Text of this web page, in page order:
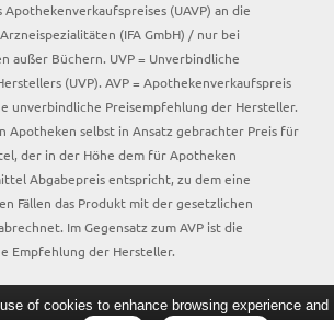
(UAVP) an die
(IFA GmbH) / nur bei
außer Büchern. UVP = Unverbindliche
(UVP). AVP = Apothekenverkaufspreis
unverbindliche Preisempfehlung der Hersteller.
Apotheken selbst in Ansatz gebrachter Preis für
der in der Höhe dem für Apotheken
Abgabepreis entspricht, zu dem eine
Fällen das Produkt mit der gesetzlichen
Im Gegensatz zum AVP ist die
Empfehlung der Hersteller.
of cookies to enhance browsing experience and